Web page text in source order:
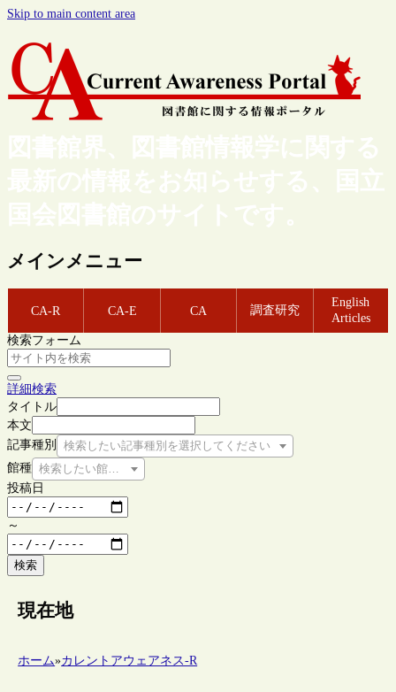
Skip to main content area
図書館界、図書館情報学に関する
最新の情報をお知らせする、国立
国会図書館のサイトです。
メインメニュー
CA-R CA-E CA 調査研究
English
Articles
検索フォーム
詳細検索
タイトル
本文
記事種別
検索したい記事種別を選択してください
館種 検索したい館種を選択してください
投稿日
～
検索
現在地
ホーム»カレントアウェアネス-R